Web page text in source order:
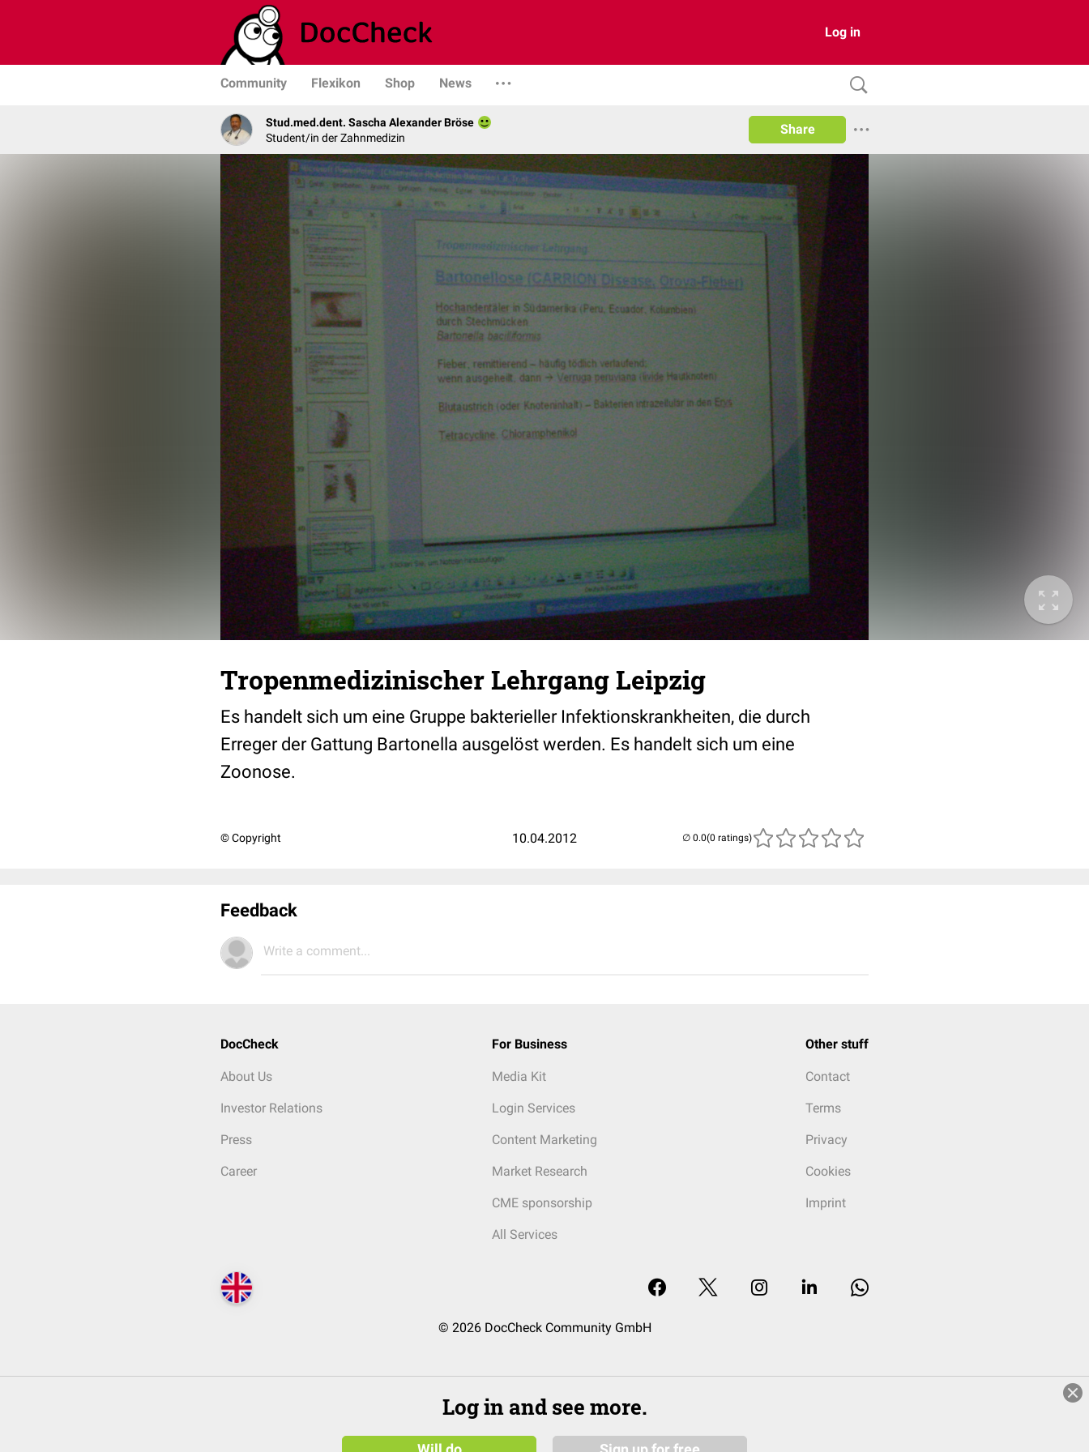
Log in
Community Flexikon Shop News
Stud.med.dent. Sascha Alexander Bröse
Student/in der Zahnmedizin
Share
Tropenmedizinischer Lehrgang Leipzig
Es handelt sich um eine Gruppe bakterieller Infektionskrankheiten, die durch
Erreger der Gattung Bartonella ausgelöst werden. Es handelt sich um eine
Zoonose.
© Copyright 10.04.2012 (0 ratings)
Feedback
Write a comment...
DocCheck
About Us
Investor Relations
Press
Career
For Business
Media Kit
Login Services
Content Marketing
Market Research
CME sponsorship
All Services
Other stuff
Contact
Terms
Privacy
Cookies
Imprint
© 2026 DocCheck Community GmbH
Log in and see more.